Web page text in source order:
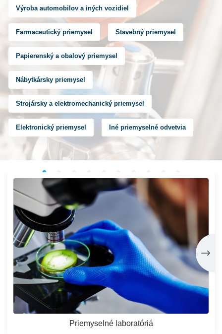
Výroba automobilov a iných vozidiel
Farmaceutický priemysel Stavebný priemysel
Papierenský a obalový priemysel
Nábytkársky priemysel
Strojársky a elektromechanický priemysel
Elektronický priemysel Iné priemyselné odvetvia
Priemyselné laboratóriá